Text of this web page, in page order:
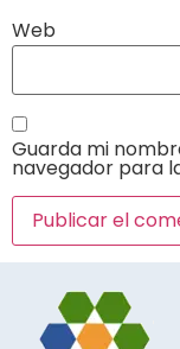
Web
Guarda mi
navegador para